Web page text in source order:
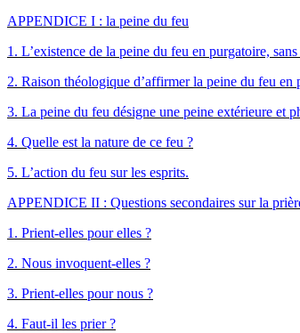
APPENDICE I : la peine du feu
1. L’existence de la peine du feu en purgatoire,
2. Raison théologique d’affirmer la peine du feu en
3. La peine du feu désigne une peine extérieure et
4. Quelle est la nature de ce feu ?
5. L’action du feu sur les esprits.
APPENDICE II : Questions secondaires sur la
1. Prient-elles pour elles ?
2. Nous invoquent-elles ?
3. Prient-elles pour nous ?
4. Faut-il les prier ?